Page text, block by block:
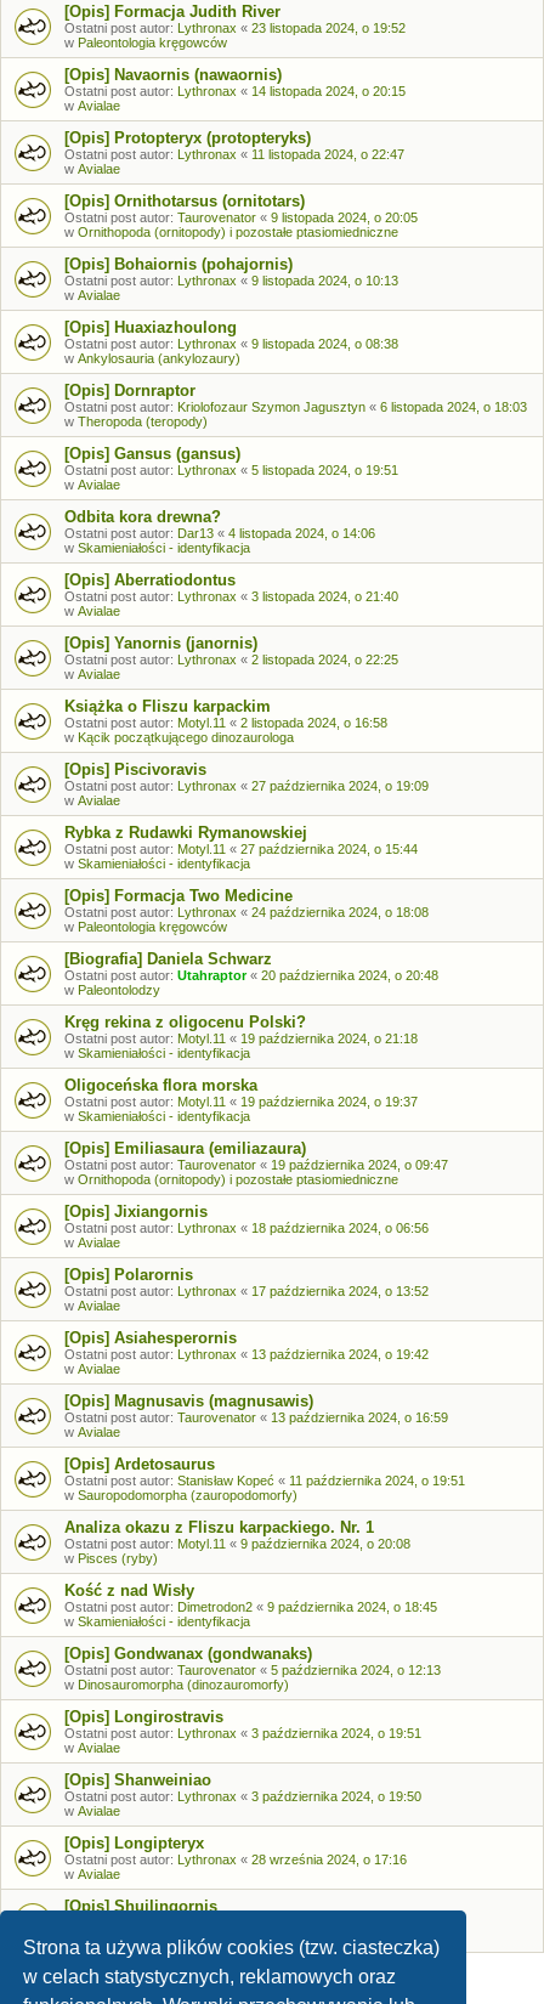
Strona ta używa plików cookies (tzw. ciasteczka)
w celach statystycznych, reklamowych oraz
[Opis] Formacja Judith River
Ostatni post autor: Lythronax « 23 listopada 2024, o 19:52
w Paleontologia kręgowców
[Opis] Navaornis (nawaornis)
Ostatni post autor: Lythronax « 14 listopada 2024, o 20:15
w Avialae
[Opis] Protopteryx (protopteryks)
Ostatni post autor: Lythronax « 11 listopada 2024, o 22:47
w Avialae
[Opis] Ornithotarsus (ornitotars)
Ostatni post autor: Taurovenator « 9 listopada 2024, o 20:05
w Ornithopoda (ornitopody) i pozostałe ptasiomiedniczne
[Opis] Bohaiornis (pohajornis)
Ostatni post autor: Lythronax « 9 listopada 2024, o 10:13
w Avialae
[Opis] Huaxiazhoulong
Ostatni post autor: Lythronax « 9 listopada 2024, o 08:38
w Ankylosauria (ankylozaury)
[Opis] Dornraptor
Ostatni post autor: Kriolofozaur Szymon Jagusztyn « 6 listopada 2024, o 18:03
w Theropoda (teropody)
[Opis] Gansus (gansus)
Ostatni post autor: Lythronax « 5 listopada 2024, o 19:51
w Avialae
Odbita kora drewna?
Ostatni post autor: Dar13 « 4 listopada 2024, o 14:06
w Skamieniałości - identyfikacja
[Opis] Aberratiodontus
Ostatni post autor: Lythronax « 3 listopada 2024, o 21:40
w Avialae
[Opis] Yanornis (janornis)
Ostatni post autor: Lythronax « 2 listopada 2024, o 22:25
w Avialae
Książka o Fliszu karpackim
Ostatni post autor: Motyl.11 « 2 listopada 2024, o 16:58
w Kącik początkującego dinozaurologa
[Opis] Piscivoravis
Ostatni post autor: Lythronax « 27 października 2024, o 19:09
w Avialae
Rybka z Rudawki Rymanowskiej
Ostatni post autor: Motyl.11 « 27 października 2024, o 15:44
w Skamieniałości - identyfikacja
[Opis] Formacja Two Medicine
Ostatni post autor: Lythronax « 24 października 2024, o 18:08
w Paleontologia kręgowców
[Biografia] Daniela Schwarz
Ostatni post autor: Utahraptor« 20 października 2024, o 20:48
w Paleontolodzy
Kręg rekina z oligocenu Polski?
Ostatni post autor: Motyl.11 « 19 października 2024, o 21:18
w Skamieniałości - identyfikacja
Oligoceńska flora morska
Ostatni post autor: Motyl.11 « 19 października 2024, o 19:37
w Skamieniałości - identyfikacja
[Opis] Emiliasaura (emiliazaura)
Ostatni post autor: Taurovenator « 19 października 2024, o 09:47
w Ornithopoda (ornitopody) i pozostałe ptasiomiedniczne
[Opis] Jixiangornis
Ostatni post autor: Lythronax « 18 października 2024, o 06:56
w Avialae
[Opis] Polarornis
Ostatni post autor: Lythronax « 17 października 2024, o 13:52
w Avialae
[Opis] Asiahesperornis
Ostatni post autor: Lythronax « 13 października 2024, o 19:42
w Avialae
[Opis] Magnusavis (magnusawis)
Ostatni post autor: Taurovenator « 13 października 2024, o 16:59
w Avialae
[Opis] Ardetosaurus
Ostatni post autor: Stanisław Kopeć « 11 października 2024, o 19:51
w Sauropodomorpha (zauropodomorfy)
Analiza okazu z Fliszu karpackiego. Nr. 1
Ostatni post autor: Motyl.11 « 9 października 2024, o 20:08
w Pisces (ryby)
Kość z nad Wisły
Ostatni post autor: Dimetrodon2 « 9 października 2024, o 18:45
w Skamieniałości - identyfikacja
[Opis] Gondwanax (gondwanaks)
Ostatni post autor: Taurovenator « 5 października 2024, o 12:13
w Dinosauromorpha (dinozauromorfy)
[Opis] Longirostravis
Ostatni post autor: Lythronax « 3 października 2024, o 19:51
w Avialae
[Opis] Shanweiniao
Ostatni post autor: Lythronax « 3 października 2024, o 19:50
w Avialae
[Opis] Longipteryx
Ostatni post autor: Lythronax « 28 września 2024, o 17:16
w Avialae
[Opis] Shuilingornis